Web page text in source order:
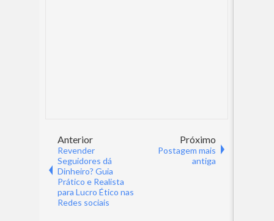
Anterior
Revender
Seguidores dá
Dinheiro? Guia
Prático e Realista
para Lucro Ético nas
Redes sociais
Próximo
Postagem mais
antiga